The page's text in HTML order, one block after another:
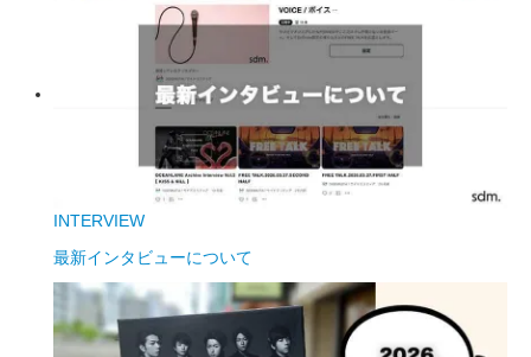
INTERVIEW
最新インタビューについて